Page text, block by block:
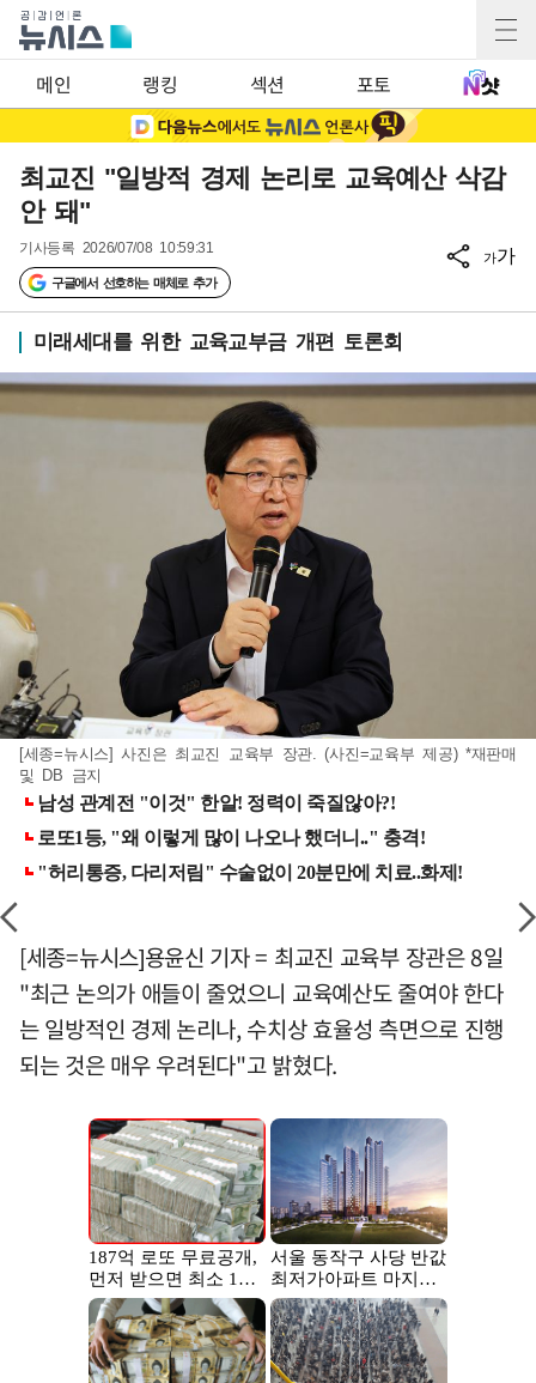
메인 랭킹 섹션 포토
최교진 "일방적 경제 논리로 교육예산 삭감
안 돼"
기사등록 2026/07/08 10:59:31
구글에서 선호하는 매체로 추가
가가
미래세대를 위한 교육교부금 개편 토론회
[세종=뉴시스] 사진은 최교진 교육부 장관. (사진=교육부 제공) *재판매
및 DB 금지
[세종=뉴시스]용윤신 기자 = 최교진 교육부 장관은 8일
"최근 논의가 애들이 줄었으니 교육예산도 줄여야 한다
는 일방적인 경제 논리나, 수치상 효율성 측면으로 진행
되는 것은 매우 우려된다"고 밝혔다.